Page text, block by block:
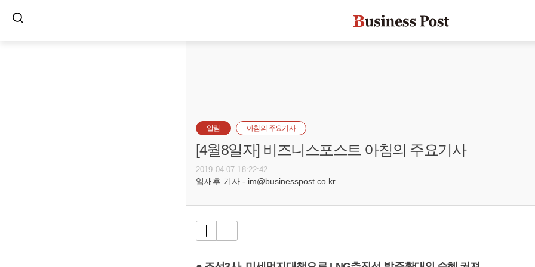
알림 아침의 주요기사
[4월8일자] 비즈니스포스트 아침의 주요기사
2019-04-07 18:22:42
임재후 기자 - im@businesspost.co.kr